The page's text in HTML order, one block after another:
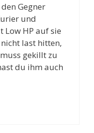
Gegner
und
Low HP auf sie
last hitten,
gekillt zu
du ihm auch